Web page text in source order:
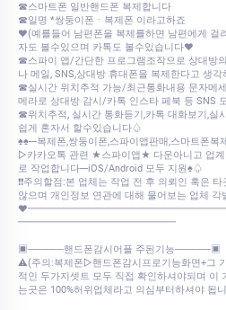
☎스마트폰 일반핸드폰 복제합니다
☎일명 *쌍둥이폰ㆍ복제폰 이라고하죠
♥(예를들어 남편폰을 복제를하면 남편에게 걸
자도 볼수있으며 카톡도 볼수있습니다♥
☎스파이 앱/간단한 프로그램조작으로 상대방
나 메일, SNS,상대방 휴대폰을 복제한다고 생
☎실시간 위치추적 가능/최근통화내용 문자메
메라로 상대방 감시/카톡 인스타 페북 등 SNS
☎위치추적, 실시간 통화듣기,카톡 대화보기,실
쉽게 혼자서 할수있습니다♤
♠♠---복제폰,쌍둥이폰,스파이앱판매,스마트폰
▷카카오톡 관련 ★스파이앱★ 다운아니고 업
로 작업합니다---iOS/Android 모두 지원♠♤
❗❗주의할점:본 업체는 작업 전 후 의뢰인 혹은
않으며 개인정보 연관에 대해 물어보는 업체 각별
━━━━━━━━━━━━━━━━
▣─────핸드폰감시어플 주된기능─────▣
⚠️(주의:복제폰▷핸드폰감시프로기능화면+그
적인 두가지셋트 모두 직접 확인하셔야되며 이
는곳은 100%허위업체라고 의심부터하셔야 됩